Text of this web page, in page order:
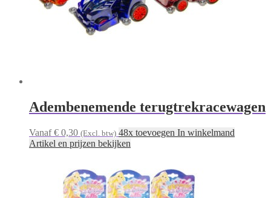
Adembenemende terugtrekracewagen
Vanaf € 0,30 (Excl. btw) 48x toevoegen In winkelmand
Artikel en prijzen bekijken